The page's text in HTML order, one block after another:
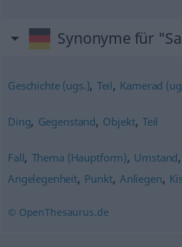
Synonyme für
Geschichte (ugs.), Teil, Kamerad
Ding, Gegenstand, Objekt, Teil
Fall, Thema (Hauptform), Umstand,
Angelegenheit, Punkt, Anliegen,
© OpenThesaurus.de